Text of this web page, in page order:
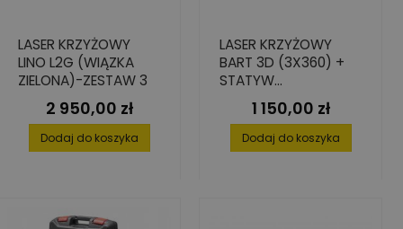
LASER KRZYŻOWY
LINO L2G (WIĄZKA
ZIELONA)-ZESTAW 3
Cena
2 950,00 zł
Dodaj do koszyka
LASER KRZYŻOWY
BART 3D (3X360) +
STATYW
150CM+GŁOWICA
OBROTOWA
Cena
1 150,00 zł
Dodaj do koszyka